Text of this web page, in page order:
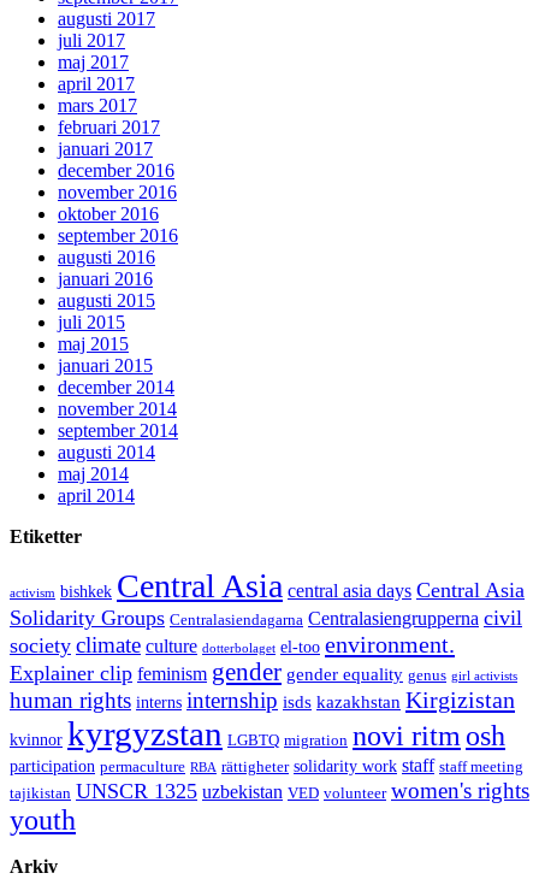
augusti 2017
juli 2017
maj 2017
april 2017
mars 2017
februari 2017
januari 2017
december 2016
november 2016
oktober 2016
september 2016
augusti 2016
januari 2016
augusti 2015
juli 2015
maj 2015
januari 2015
december 2014
november 2014
september 2014
augusti 2014
maj 2014
april 2014
Etiketter
activism bishkek Central Asia central asia days Central Asia
Solidarity Groups Centralasiendagarna Centralasiengrupperna civil
society climate culture dotterbolaget el-too environment.
Explainer clip feminism gender gender equality genus girl activists
human rights interns internship isds kazakhstan Kirgizistan
kvinnor kyrgyzstan LGBTQ migration novi ritm osh
participation permaculture RBA rättigheter solidarity work staff staff meeting
tajikistan UNSCR 1325 uzbekistan VED volunteer women's rights
youth
Arkiv